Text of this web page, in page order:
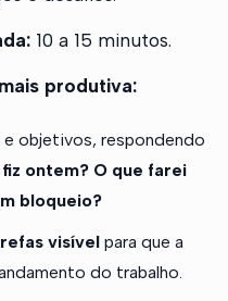
10 a 15 minutos.
produtiva:
objetivos, respondendo
fiz ontem? O que farei
bloqueio?
visívelpara que a
do trabalho.